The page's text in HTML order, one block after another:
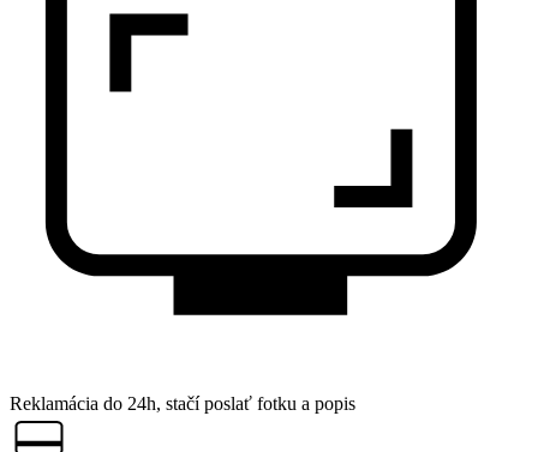
Reklamácia do 24h, stačí poslať fotku a popis